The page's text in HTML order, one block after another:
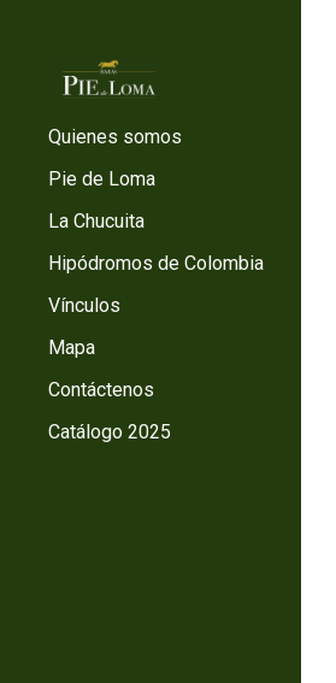
Quienes somos
Pie de Loma
La Chucuita
Hipódromos de Colombia
Vínculos
Mapa
Contáctenos
Catálogo 2025